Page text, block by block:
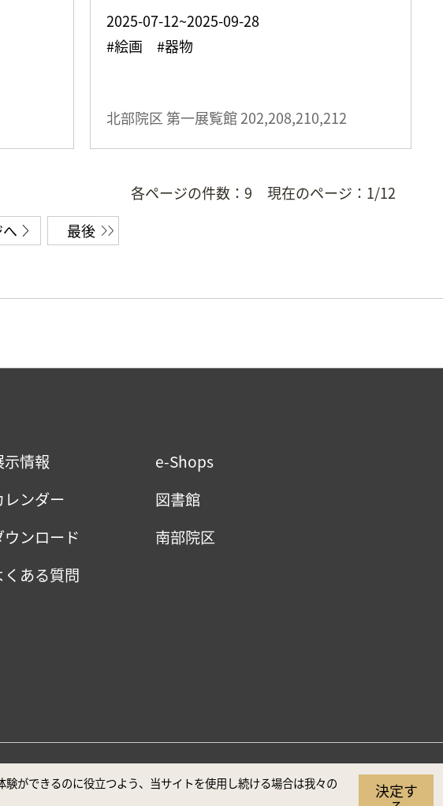
ができるのに役立つよう、当サイトを使用し続ける場合は我々の
決定す
2025-07-12~2025-09-28
#絵画 #器物
北部院区 第一展覧館202,208,210,212
各ページの件数： 9 現在のページ： 1/12
最後
示情報
レンダー
ウンロード
くある質問
e-Shops
図書館
南部院区
ております。（推奨解像度1920×1080）